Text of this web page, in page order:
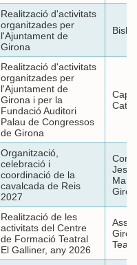
Realització d'activitats
organitzades per
l'Ajuntament de
Girona
Realització d'activitats
organitzades per
l'Ajuntament de
Girona i per la
Fundació Auditori
Palau de Congressos
de Girona
Organització,
celebració i
coordinació de la
cavalcada de Reis
2027
Realització de les
activitats del Centre
de Formació Teatral
El Galliner, any 2026